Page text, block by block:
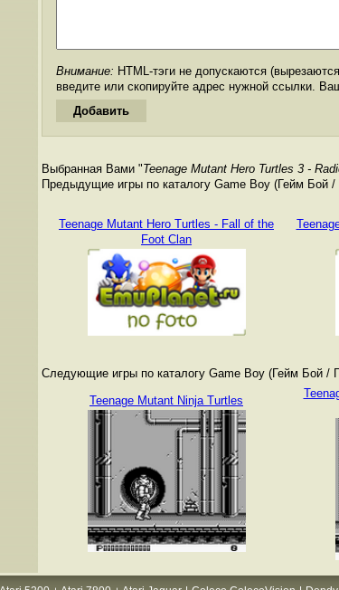
Внимание: HTML-тэги не допускаются
введите или скопируйте адрес нужной ссылки.
Выбранная Вами "Teenage Mutant Hero Turtles 3 -
Предыдущие игры по каталогу Game Boy (Гейм Бой /
Teenage Mutant Hero Turtles - Fall of the
Foot Clan
Следующие игры по каталогу Game Boy (Гейм Бой /
Teenage Mutant Ninja Turtles